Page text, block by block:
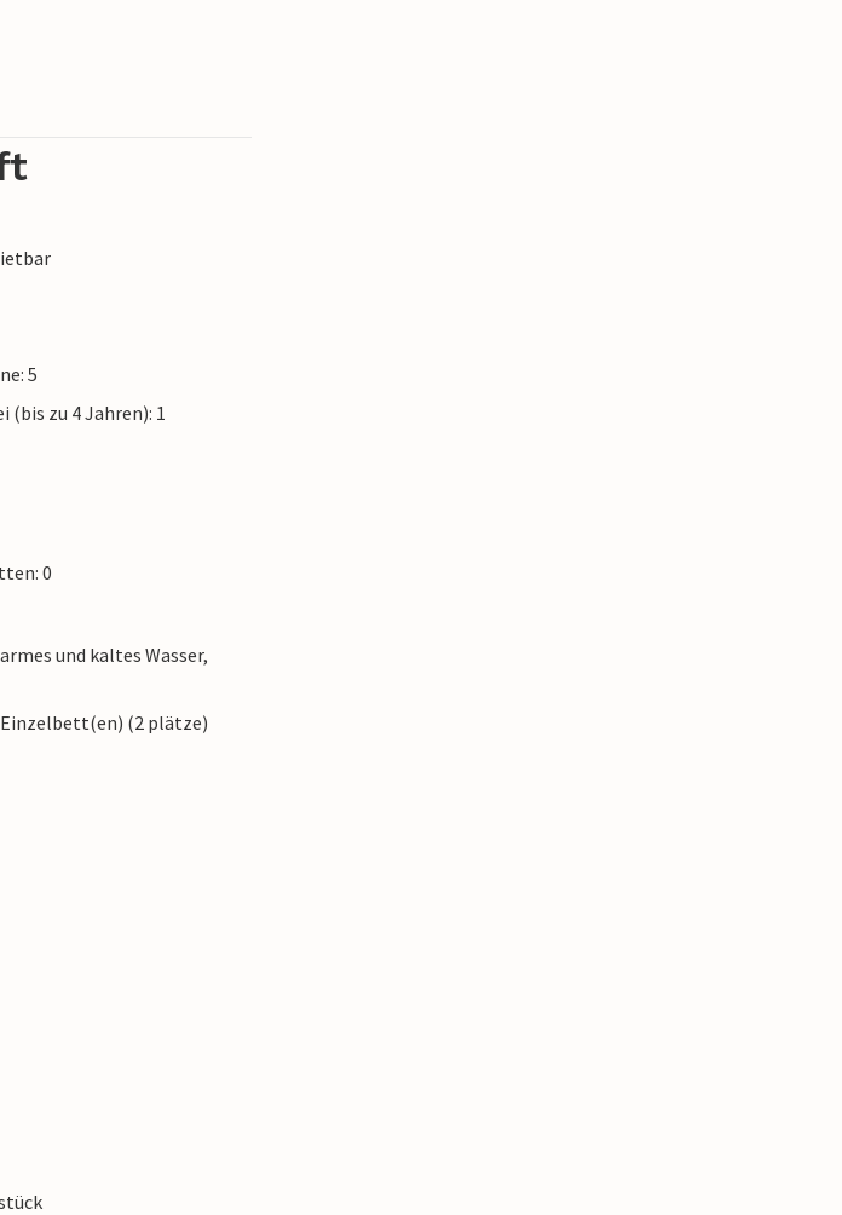
5
(bis zu 4 Jahren): 1
0
und kaltes Wasser,
(2 plätze)